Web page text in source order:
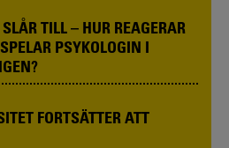
TILL – HUR REAGERAR
PSYKOLOGIN I
FORTSÄTTER ATT